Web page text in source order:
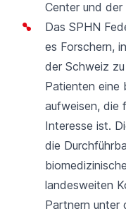
Center und
Das SPHN
es Forschern,
der Schweiz
Patienten eine
aufweisen, die
Interesse ist.
die
landesweiten
Partnern unter